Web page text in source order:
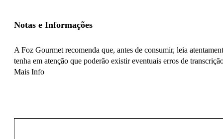
Notas e Informações
A Foz Gourmet recomenda que, antes de consumir, leia
tenha em atenção que poderão existir eventuais erros de
Mais Info